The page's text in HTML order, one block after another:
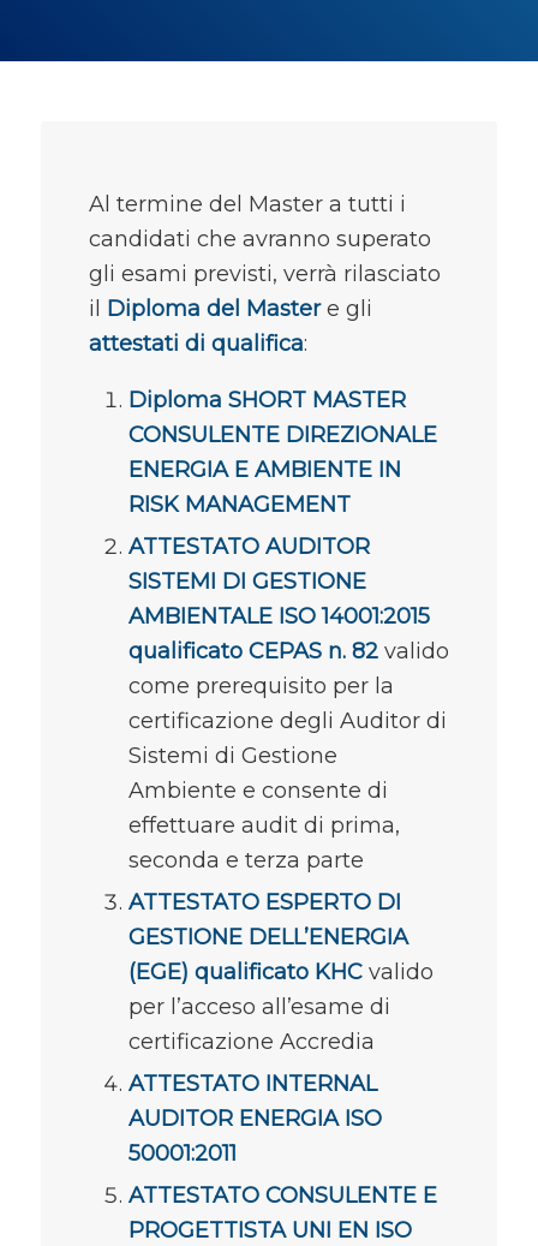
Al termine del Master a tutti i
candidati che avranno superato
gli esami previsti, verrà rilasciato
il
Diploma del Mastere gli
attestati di qualifica:
Diploma SHORT MASTER
CONSULENTE DIREZIONALE
ENERGIA E AMBIENTE IN
RISK MANAGEMENT
ATTESTATO AUDITOR
SISTEMI DI GESTIONE
AMBIENTALE ISO 14001:2015
qualificato CEPAS n. 82 valido
come prerequisito per la
certificazione degli Auditor di
Sistemi di Gestione
Ambiente e consente di
effettuare audit di prima,
seconda e terza parte
ATTESTATO ESPERTO DI
GESTIONE DELL’ENERGIA
(EGE) qualificato KHC valido
per l’acceso all’esame di
certificazione Accredia
ATTESTATO INTERNAL
AUDITOR ENERGIA ISO
50001:2011
ATTESTATO CONSULENTE E
PROGETTISTA UNI EN ISO